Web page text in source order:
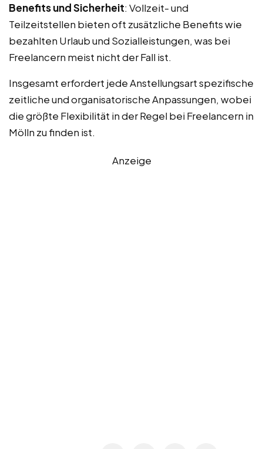
Benefits und Sicherheit: Vollzeit- und
Teilzeitstellen bieten oft zusätzliche Benefits wie
bezahlten Urlaub und Sozialleistungen, was bei
Freelancern meist nicht der Fall ist.
Insgesamt erfordert jede Anstellungsart spezifische
zeitliche und organisatorische Anpassungen, wobei
die größte Flexibilität in der Regel bei Freelancern in
Mölln zu finden ist.
Anzeige